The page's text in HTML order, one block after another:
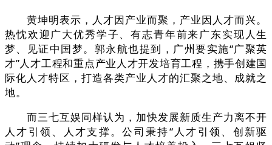
黄坤明表示，人才因产业而聚，产业因人才而兴。
热忱欢迎广大优秀学子、有志青年前来广东实现人生
梦、见证中国梦。郭永航也提到，广州要实施“广聚英
才”人才工程和重点产业人才开发培育工程，携手创建国
际化人才特区，打造各类产业人才的汇聚之地、成就之
地。
而三七互娱同样认为，加快发展新质生产力离不开
人才引领、人才支撑。公司秉持“人才引领、创新驱